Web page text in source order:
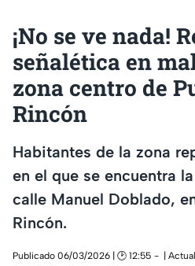
¡No se ve nada!
señalética en
zona centro de
Rincón
Habitantes de la zona
en el que se encuentra
calle Manuel Doblado,
Rincón.
Publicado 06/03/2026 | 🕑 12:55
|